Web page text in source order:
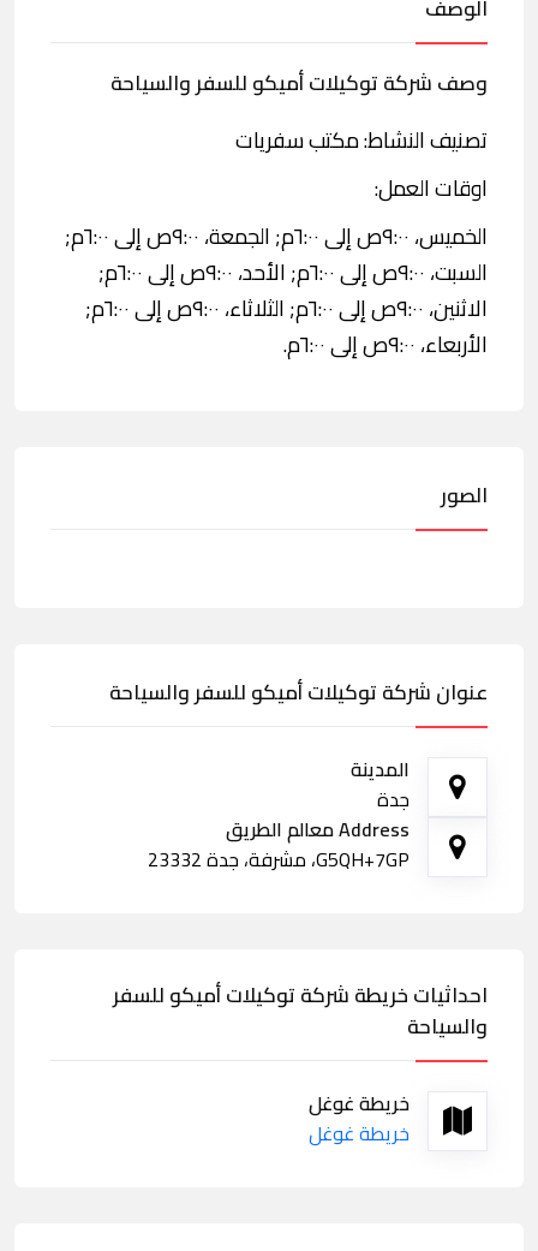
الوصف
وصف شركة توكيلات أميكو للسفر والسياحة
تصنيف النشاط: مكتب سفريات
اوقات العمل:
الخميس، ٩:٠٠ص إلى ٦:٠٠م; الجمعة، ٩:٠٠ص إلى ٦:٠٠م;
السبت، ٩:٠٠ص إلى ٦:٠٠م; الأحد، ٩:٠٠ص إلى ٦:٠٠م;
الاثنين، ٩:٠٠ص إلى ٦:٠٠م; الثلاثاء، ٩:٠٠ص إلى ٦:٠٠م;
الأربعاء، ٩:٠٠ص إلى ٦:٠٠م.
الصور
عنوان شركة توكيلات أميكو للسفر والسياحة
المدينة
جدة
Address معالم الطريق
G5QH+7GP، مشرفة، جدة 23332
احداثيات خريطة شركة توكيلات أميكو للسفر
والسياحة
خريطة غوغل
خريطة غوغل